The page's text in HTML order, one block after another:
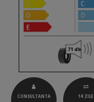
71 db
CONSULTANTA
14 ZILE